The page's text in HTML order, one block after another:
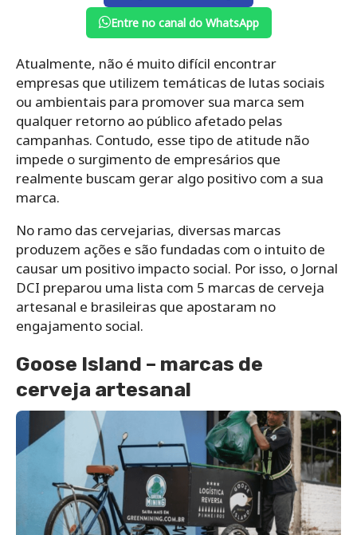
Entre no canal do WhatsApp
Atualmente, não é muito difícil encontrar
empresas que utilizem temáticas de lutas sociais
ou ambientais para promover sua marca sem
qualquer retorno ao público afetado pelas
campanhas. Contudo, esse tipo de atitude não
impede o surgimento de empresários que
realmente buscam gerar algo positivo com a sua
marca.
No ramo das cervejarias, diversas marcas
produzem ações e são fundadas com o intuito de
causar um positivo impacto social. Por isso, o Jornal
DCI preparou uma lista com 5 marcas de cerveja
artesanal e brasileiras que apostaram no
engajamento social.
Goose Island – marcas de
cerveja artesanal